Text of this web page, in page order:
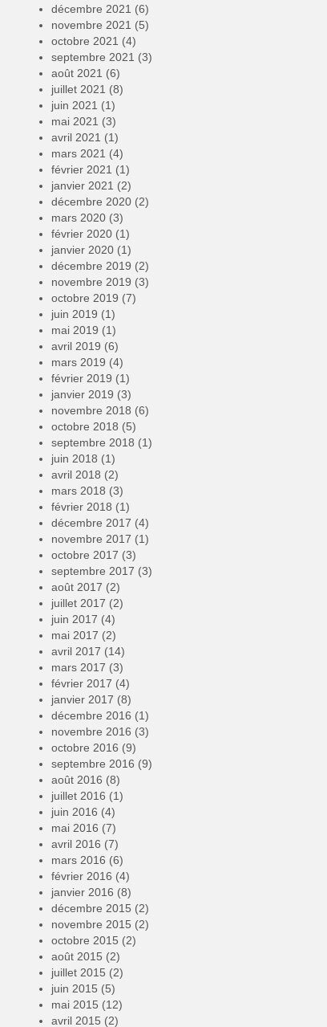
décembre 2021 (6)
novembre 2021 (5)
octobre 2021 (4)
septembre 2021 (3)
août 2021 (6)
juillet 2021 (8)
juin 2021 (1)
mai 2021 (3)
avril 2021 (1)
mars 2021 (4)
février 2021 (1)
janvier 2021 (2)
décembre 2020(2)
mars 2020(3)
février 2020(1)
janvier 2020(1)
décembre 2019 (2)
novembre 2019 (3)
octobre 2019 (7)
juin 2019 (1)
mai 2019 (1)
avril 2019 (6)
mars 2019 (4)
février 2019 (1)
janvier 2019 (3)
novembre 2018 (6)
octobre 2018 (5)
septembre 2018 (1)
juin 2018 (1)
avril 2018 (2)
mars 2018 (3)
février 2018 (1)
décembre 2017 (4)
novembre 2017 (1)
octobre 2017 (3)
septembre 2017 (3)
août 2017 (2)
juillet 2017 (2)
juin 2017 (4)
mai 2017 (2)
avril 2017 (14)
mars 2017 (3)
février 2017 (4)
janvier 2017 (8)
décembre 2016 (1)
novembre 2016 (3)
octobre 2016 (9)
septembre 2016 (9)
août 2016 (8)
juillet 2016 (1)
juin 2016 (4)
mai 2016 (7)
avril 2016 (7)
mars 2016 (6)
février 2016 (4)
janvier 2016 (8)
décembre 2015 (2)
novembre 2015 (2)
octobre 2015 (2)
août 2015 (2)
juillet 2015 (2)
juin 2015 (5)
mai 2015 (12)
avril 2015 (2)